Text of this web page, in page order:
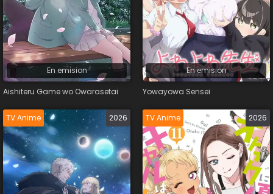
Estreno
Idioma
En emision
Aishiteru Game wo Owarasetai
En emision
Yowayowa Sensei
TV Anime 2026 TV Anime 2026